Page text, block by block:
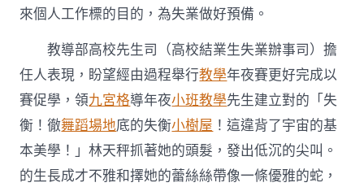
來個人工作標的目的，為失業做好預備。
教導部高校先生司（高校結業生失業辦事司）擔
任人表現，盼望經由過程舉行教學年夜賽更好完成以
賽促學，領九宮格導年夜小班教學先生建立對的「失
衡！徹舞蹈場地底的失衡小樹屋 ！這違背了宇宙的基
本美學！」林天秤抓著她的頭髮，發出低沉的尖叫。
的生長成才不雅和擇她的蕾絲絲帶像一條優雅的蛇，